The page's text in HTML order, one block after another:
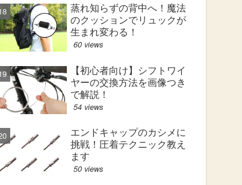
蒸れ知らずの背中へ！魔法
のクッションでリュックが
生まれ変わる！
60 views
【初心者向け】シフトワイ
ヤーの交換方法を画像つき
で解説！
54 views
エンドキャップのカシメに
挑戦！圧着テクニック教え
ます
50 views